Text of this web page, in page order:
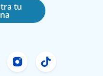
tu
Insurance
Freeway Insurance
de Freeway
Instagram
TikTok